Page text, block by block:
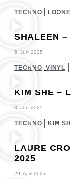
TECHNO
SHALEEN –
5. Juni 2025
TECHNO, VINYL
KIM SHE –
3. Juni 2025
TECHNO KIM
LAURE
2025
29. April 2025